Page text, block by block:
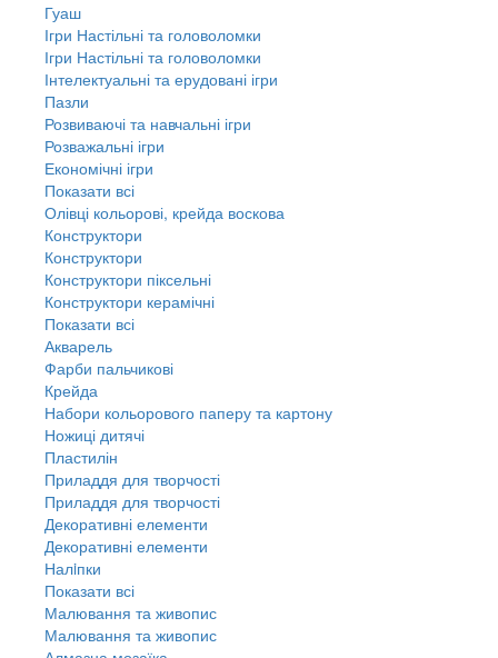
Гуаш
Ігри Настільні та головоломки
Ігри Настільні та головоломки
Інтелектуальні та ерудовані ігри
Пазли
Розвиваючі та навчальні ігри
Розважальні ігри
Економічні ігри
Показати всі
Олівці кольорові, крейда воскова
Конструктори
Конструктори
Конструктори піксельні
Конструктори керамічні
Показати всі
Акварель
Фарби пальчикові
Крейда
Набори кольорового паперу та картону
Ножиці дитячі
Пластилін
Приладдя для творчості
Приладдя для творчості
Декоративні елементи
Декоративні елементи
Налiпки
Показати всі
Малювання та живопис
Малювання та живопис